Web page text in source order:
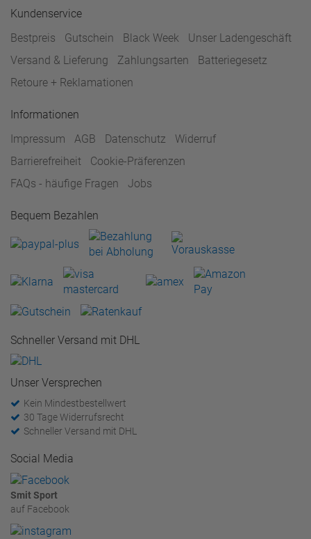
Kundenservice
Bestpreis
Gutschein Black Week
Unser Ladengeschäft
Versand & Lieferung
Zahlungsarten
Batteriegesetz
Retoure + Reklamationen
Informationen
Impressum
AGB Datenschutz
Widerruf
Barrierefreiheit
Cookie-Präferenzen
FAQs - häufige Fragen
Jobs
Bequem Bezahlen
Schneller Versand mit DHL
Unser Versprechen
Kein Mindestbestellwert
30 Tage Widerrufsrecht
Schneller Versand mit DHL
Social Media
Smit Sport
auf Facebook